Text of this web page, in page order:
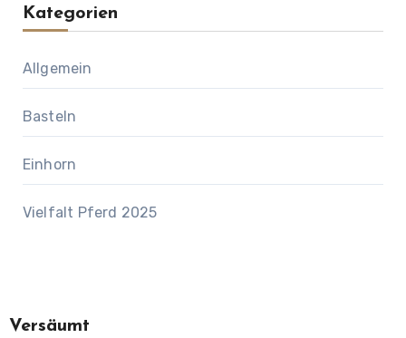
Kategorien
Allgemein
Basteln
Einhorn
Vielfalt Pferd 2025
Versäumt